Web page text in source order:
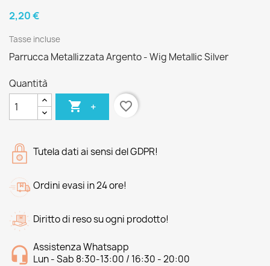
2,20 €
Tasse incluse
Parrucca Metallizzata Argento - Wig Metallic Silver
Quantità
 + favorite_border
Tutela dati ai sensi del GDPR!
Ordini evasi in 24 ore!
Diritto di reso su ogni prodotto!
Assistenza Whatsapp
Lun - Sab 8:30-13:00 / 16:30 - 20:00